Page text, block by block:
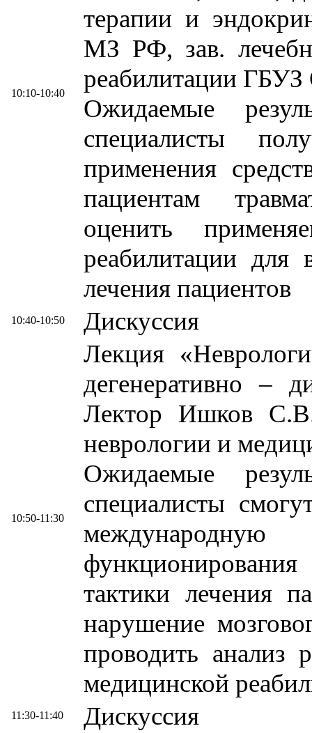
10:10-10:40
терапии и
МЗ РФ, зав.
реабилитации
Ожидаемые
специалисты
применения
пациентам
оценить
реабилитации для
лечения пациентов
10:40-10:50 Дискуссия
10:50-11:30
Лекция
дегенеративно –
Лектор Ишков
неврологии и
Ожидаемые
специалисты
тактики лечения
нарушение
проводить анализ
медицинской
11:30-11:40 Дискуссия